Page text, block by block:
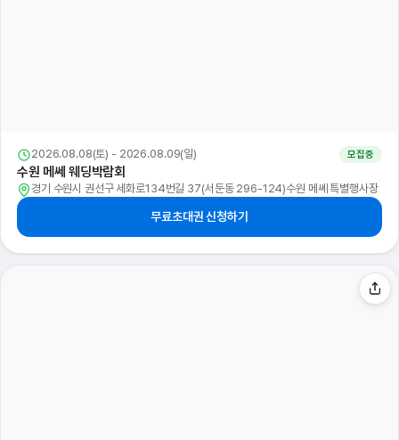
2026.08.08(토) - 2026.08.09(일) 모집중
수원 메쎄 웨딩박람회
경기 수원시 권선구 세화로134번길 37(서둔동 296-124)수원 메쎄 특별행사장
무료초대권 신청하기